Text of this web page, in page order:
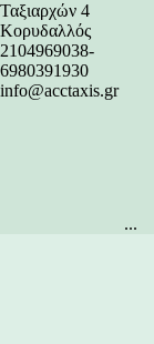
Ταξιαρχών 4
Κορυδαλλός
2104969038-
6980391930
info@acctaxis.gr
...